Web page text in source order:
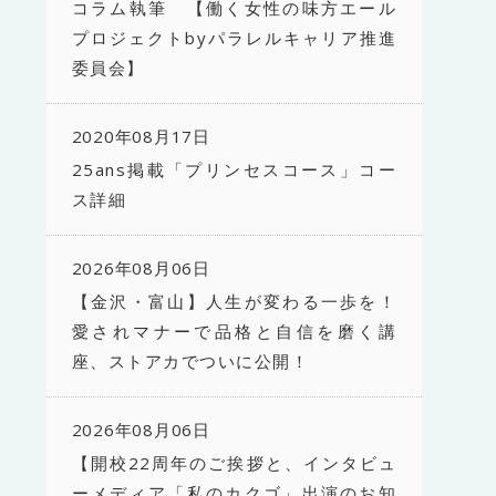
コラム執筆 【働く女性の味方エール
プロジェクトbyパラレルキャリア推進
委員会】
2020年08月17日
25ans掲載「プリンセスコース」コー
ス詳細
2026年08月06日
【金沢・富山】人生が変わる一歩を！
愛されマナーで品格と自信を磨く講
座、ストアカでついに公開！
2026年08月06日
【開校22周年のご挨拶と、インタビュ